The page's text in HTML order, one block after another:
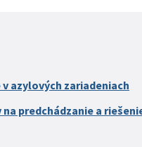
azylových zariadeniach
predchádzanie a